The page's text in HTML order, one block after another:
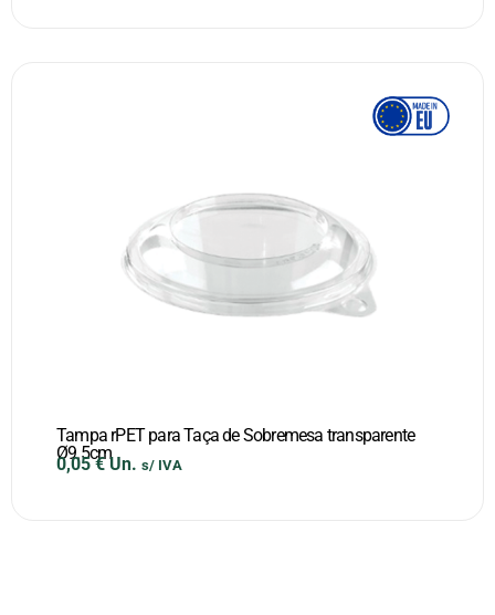
Tampa rPET para Taça de Sobremesa transparente
Ø9.5cm
0,05€ Un. s/ IVA